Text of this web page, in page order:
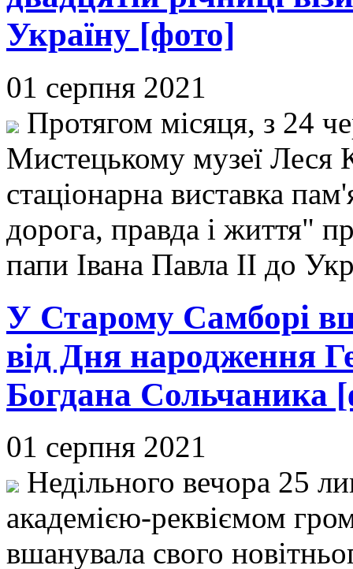
Україну [фото]
01 серпня 2021
Протягом місяця, з 24
Мистецькому музеї Леся
стаціонарна виставка
дорога, правда і життя"
папи Івана Павла ІІ до
У Старому Самборі
від Дня народження
Богдана Сольчаника
01 серпня 2021
Недільного вечора 25
академією-реквіємом
вшанувала свого